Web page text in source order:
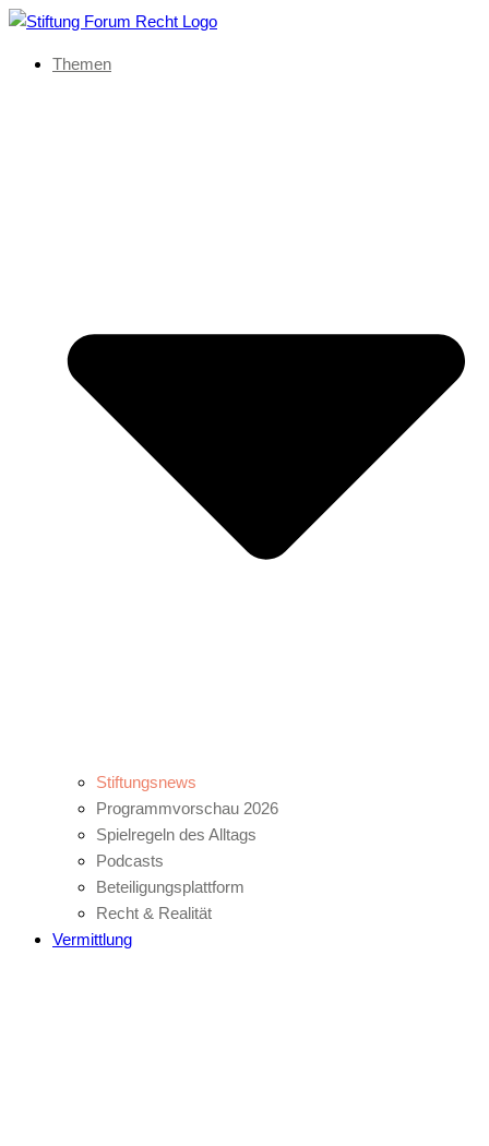
Themen
Stiftungsnews
Programmvorschau 2026
Spielregeln des Alltags
Podcasts
Beteiligungsplattform
Recht & Realität
Vermittlung